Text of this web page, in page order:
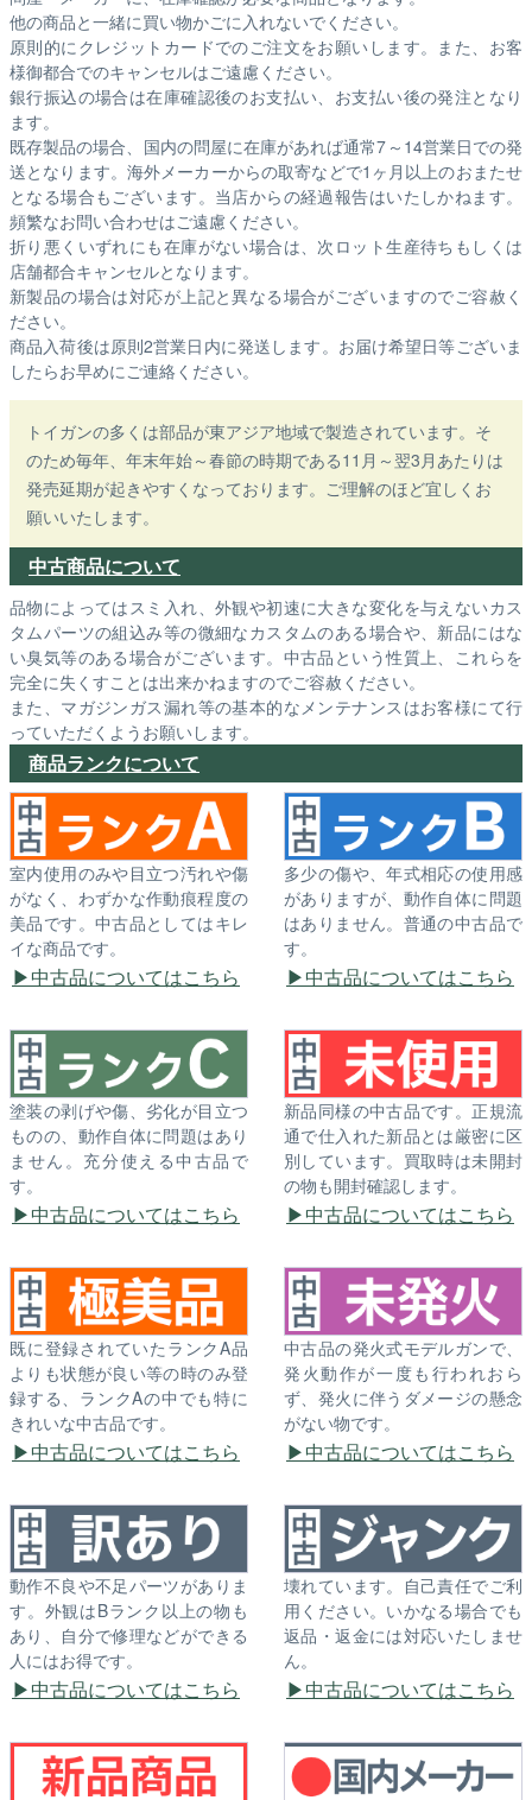
他の商品と一緒に買い物かごに入れないでください。
原則的にクレジットカードでのご注文をお願いします。また、お客
様御都合でのキャンセルはご遠慮ください。
銀行振込の場合は在庫確認後のお支払い、お支払い後の発注となり
ます。
既存製品の場合、国内の問屋に在庫があれば通常7～14営業日での発
送となります。海外メーカーからの取寄などで1ヶ月以上のおまたせ
となる場合もございます。 当店からの経過報告はいたしかねます。
頻繁なお問い合わせはご遠慮ください。
折り悪くいずれにも在庫がない場合は、次ロット生産待ちもしくは
店舗都合キャンセルとなります。
新製品の場合は対応が上記と異なる場合がございますのでご容赦く
ださい。
商品入荷後は原則2営業日内に発送します。お届け希望日等ございま
したらお早めにご連絡ください。
トイガンの多くは部品が東アジア地域で製造されています。そ
のため毎年、年末年始～春節の時期である11月～翌3月あたりは
発売延期が起きやすくなっております。ご理解のほど宜しくお
願いいたします。
中古商品について
品物によってはスミ入れ、外観や初速に大きな変化を与えないカス
タムパーツの組込み等の微細なカスタムのある場合や、新品にはな
い臭気等のある場合がございます。中古品という性質上、これらを
完全に失くすことは出来かねますのでご容赦ください。
また、マガジンガス漏れ等の基本的なメンテナンスはお客様にて行
っていただくようお願いします。
商品ランクについて
室内使用のみや目立つ汚れや傷
がなく、わずかな作動痕程度の
美品です。中古品としてはキレ
イな商品です。
中古品についてはこちら
多少の傷や、年式相応の使用感
がありますが、動作自体に問題
はありません。普通の中古品で
す。
中古品についてはこちら
塗装の剥げや傷、劣化が目立つ
ものの、動作自体に問題はあり
ません。充分使える中古品で
す。
中古品についてはこちら
新品同様の中古品です。正規流
通で仕入れた新品とは厳密に区
別しています。買取時は未開封
の物も開封確認します。
中古品についてはこちら
既に登録されていたランクA品
よりも状態が良い等の時のみ登
録する、ランクAの中でも特に
きれいな中古品です。
中古品についてはこちら
中古品の発火式モデルガンで、
発火動作が一度も行われおら
ず、発火に伴うダメージの懸念
がない物です。
中古品についてはこちら
動作不良や不足パーツがありま
す。外観はBランク以上の物も
あり、自分で修理などができる
人にはお得です。
中古品についてはこちら
壊れています。自己責任でご利
用ください。いかなる場合でも
返品・返金には対応いたしませ
ん。
中古品についてはこちら